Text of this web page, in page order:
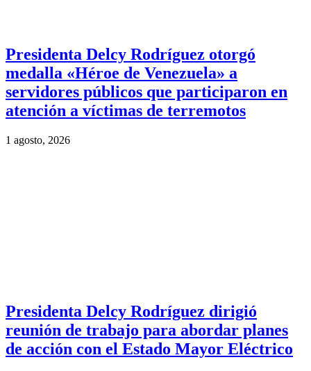
Presidenta Delcy Rodríguez otorgó
medalla «Héroe de Venezuela» a
servidores públicos que participaron en
atención a víctimas de terremotos
1 agosto, 2026
Presidenta Delcy Rodríguez dirigió
reunión de trabajo para abordar planes
de acción con el Estado Mayor Eléctrico